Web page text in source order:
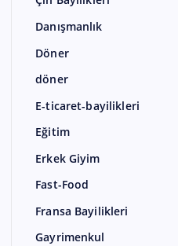
Danışmanlık
Döner
döner
E-ticaret-bayilikleri
Eğitim
Erkek Giyim
Fast-Food
Fransa Bayilikleri
Gayrimenkul